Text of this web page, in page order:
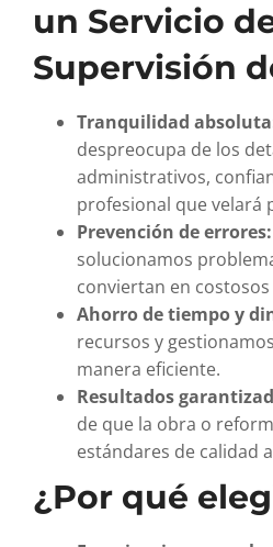
un Servicio
Supervisión
Tranquilidad
despreocupa de los
administrativos,
profesional que velará
Prevención de errores:
solucionamos
conviertan en
Ahorro de tiempo y
recursos y
manera eficiente.
Resultados
de que la obra o
estándares de calidad
¿Por qué